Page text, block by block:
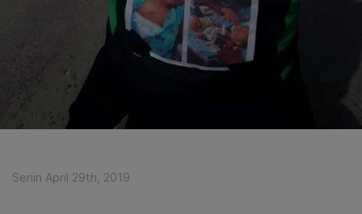
Senin April 29th, 2019